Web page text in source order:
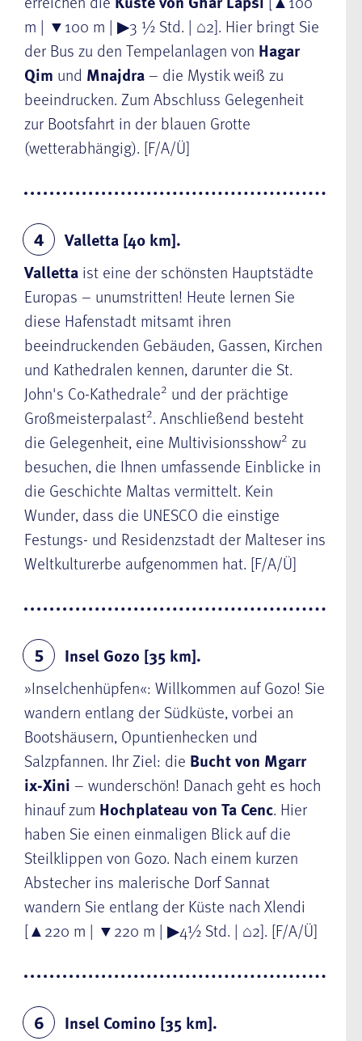
m | ▼100 m | ▶3 ½ Std. | ⌂2]. Hier bringt Sie
der Bus zu den Tempelanlagen von Hagar
Qim und Mnajdra – die Mystik weiß zu
beeindrucken. Zum Abschluss Gelegenheit
zur Bootsfahrt in der blauen Grotte
(wetterabhängig). [F/A/Ü]
4
Valletta [40 km].
Valletta ist eine der schönsten Hauptstädte
Europas – unumstritten! Heute lernen Sie
diese Hafenstadt mitsamt ihren
beeindruckenden Gebäuden, Gassen, Kirchen
und Kathedralen kennen, darunter die St.
John's Co-Kathedrale2 und der prächtige
Großmeisterpalast2. Anschließend besteht
die Gelegenheit, eine Multivisionsshow2 zu
besuchen, die Ihnen umfassende Einblicke in
die Geschichte Maltas vermittelt. Kein
Wunder, dass die UNESCO die einstige
Festungs- und Residenzstadt der Malteser ins
Weltkulturerbe aufgenommen hat. [F/A/Ü]
5
Insel Gozo [35 km].
»Inselchenhüpfen«: Willkommen auf Gozo! Sie
wandern entlang der Südküste, vorbei an
Bootshäusern, Opuntienhecken und
Salzpfannen. Ihr Ziel: die Bucht von Mgarr
ix-Xini – wunderschön! Danach geht es hoch
hinauf zum Hochplateau von Ta Cenc. Hier
haben Sie einen einmaligen Blick auf die
Steilklippen von Gozo. Nach einem kurzen
Abstecher ins malerische Dorf Sannat
wandern Sie entlang der Küste nach Xlendi
[▲220 m | ▼220 m | ▶4½ Std. | ⌂2]. [F/A/Ü]
6
Insel Comino [35 km].